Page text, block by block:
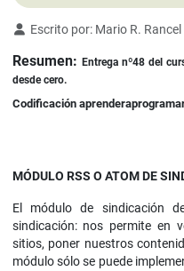
Detalles
Escrito por: Mario R. Rancel
Resumen: Entrega nº48 del
desde cero.
Codificación
MÓDULO RSS O ATOM DE
El módulo de sindicación
sindicación: nos permite en
sitios, poner nuestros
módulo sólo se puede